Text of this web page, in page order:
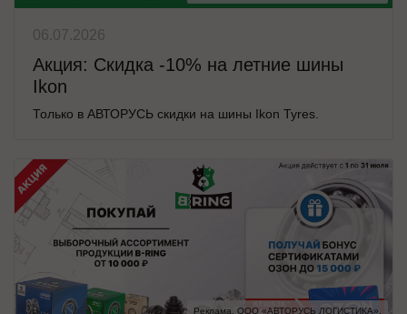
06.07.2026
Акция: Скидка -10% на летние шины
Ikon
Только в АВТОРУСЬ скидки на шины Ikon Tyres.
Реклама. ООО «АВТОРУСЬ ЛОГИСТИКА».